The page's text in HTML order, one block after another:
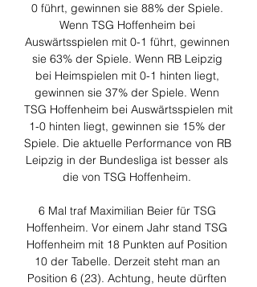
0 führt, gewinnen sie 88% der Spiele.
Wenn TSG Hoffenheim bei
Auswärtsspielen mit 0-1 führt, gewinnen
sie 63% der Spiele. Wenn RB Leipzig
bei Heimspielen mit 0-1 hinten liegt,
gewinnen sie 37% der Spiele. Wenn
TSG Hoffenheim bei Auswärtsspielen mit
1-0 hinten liegt, gewinnen sie 15% der
Spiele. Die aktuelle Performance von RB
Leipzig in der Bundesliga ist besser als
die von TSG Hoffenheim.
6 Mal traf Maximilian Beier für TSG
Hoffenheim. Vor einem Jahr stand TSG
Hoffenheim mit 18 Punkten auf Position
10 der Tabelle. Derzeit steht man an
Position 6 (23). Achtung, heute dürften